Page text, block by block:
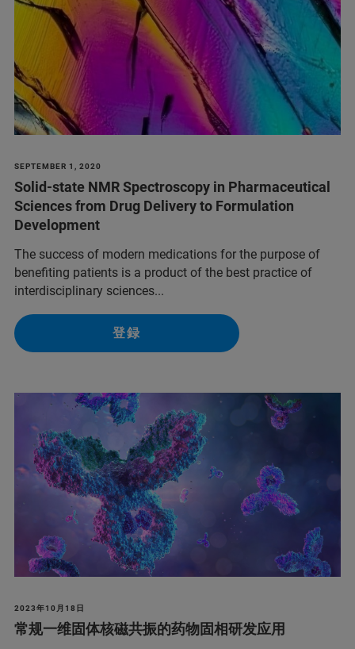
SEPTEMBER 1, 2020
Solid-state NMR Spectroscopy in Pharmaceutical
Sciences from Drug Delivery to Formulation
Development
The success of modern medications for the purpose of
benefiting patients is a product of the best practice of
interdisciplinary sciences...
登録
2023年10月18日
常规一维固体核磁共振的药物固相研发应用